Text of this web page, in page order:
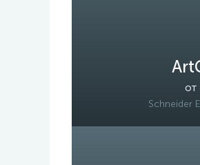
от
Schneider